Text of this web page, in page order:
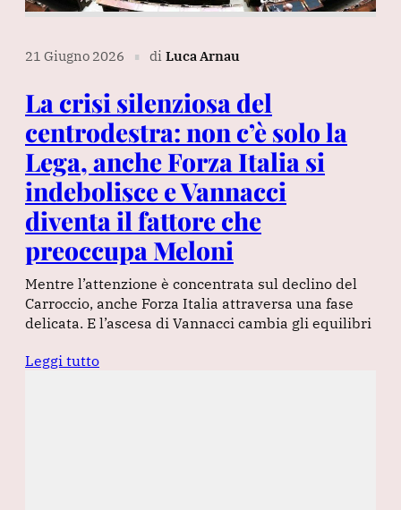
21 Giugno 2026 ∎ di Luca Arnau
La crisi silenziosa del
centrodestra: non c’è solo la
Lega, anche Forza Italia si
indebolisce e Vannacci
diventa il fattore che
preoccupa Meloni
Mentre l’attenzione è concentrata sul declino del
Carroccio, anche Forza Italia attraversa una fase
delicata. E l’ascesa di Vannacci cambia gli equilibri
Leggi tutto